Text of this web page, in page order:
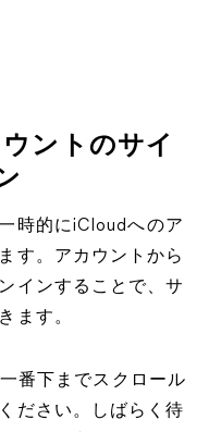
ントのサイ
時的にiCloudへのア
す。アカウントから
インすることで、サ
ます。
番下までスクロール
ださい。しばらく待